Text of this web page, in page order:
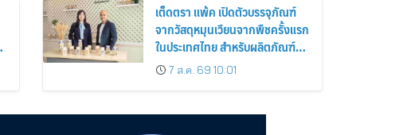
เต็ดตรา แพ้ค เปิดตัวบรรจุภัณฑ์
จากวัสดุหมุนเวียนจากพืชครั้งแรก
ในประเทศไทย สำหรับผลิตภัณฑ์นม
เชียงใหม่ เฟรชมิลค์
7 ส.ค. 69 10:01